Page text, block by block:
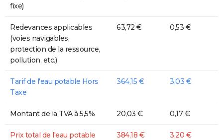
fixe)
Redevances applicables
(voies navigables,
protection de la ressource,
pollution, etc.)
63,72 € 0,53 €
Tarif de l'eau potable Hors
Taxe
364,15 € 3,03 €
Montant de la TVA à 5,5% 20,03 € 0,17 €
Prix total de l'eau potable 384,18 € 3,20 €